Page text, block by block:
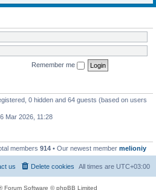
Remember me
0 hidden and 64 guests (based on users
Mar 2026, 11:28
members 914 • Our newest member melioniy
All times are UTC+03:00
Delete cookies
us
Forum Software © phpBB Limited